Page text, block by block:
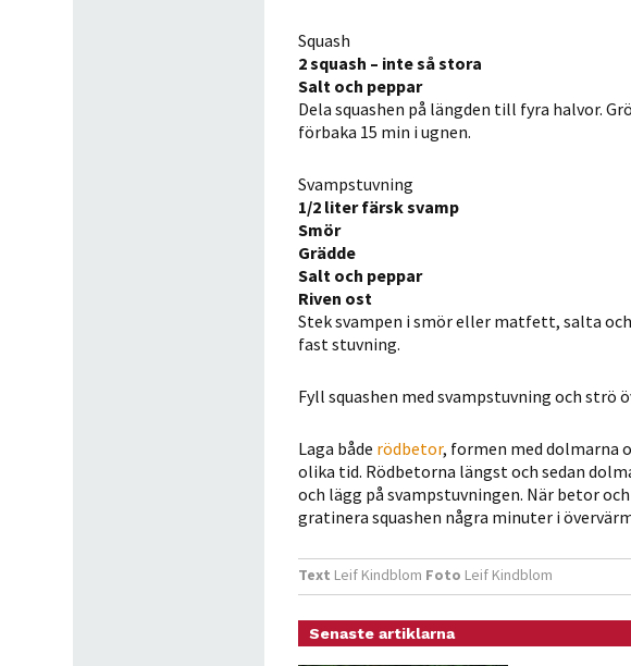
Squash
2 squash – inte så stora
Salt och peppar
Dela squashen på längden till fyra halvor.
förbaka 15 min i ugnen.
Svampstuvning
1/2 liter färsk svamp
Smör
Grädde
Salt och peppar
Riven ost
Stek svampen i smör eller matfett, salta
fast stuvning.
Fyll squashen med svampstuvning och strö
Laga både rödbetor, formen med dolmarna
olika tid. Rödbetorna längst och sedan
och lägg på svampstuvningen. När betor
gratinera squashen några minuter i
Text Leif Kindblom Foto Leif Kindblom
Senaste artiklarna